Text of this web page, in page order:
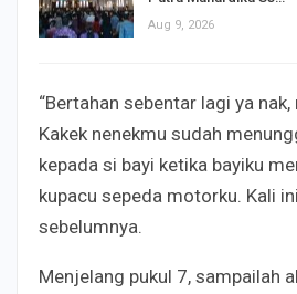
Aug 9, 2026
“Bertahan sebentar lagi ya
Kakek nenekmu sudah
kepada si bayi ketika bayiku
kupacu sepeda motorku. Kali
sebelumnya.
Menjelang pukul 7, sampailah